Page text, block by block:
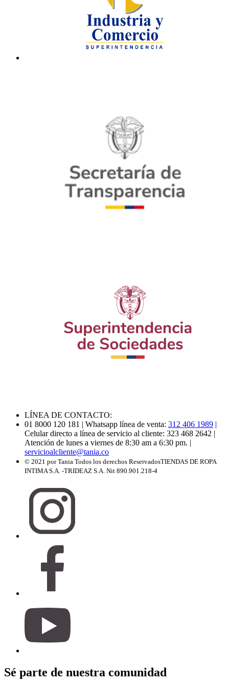
LÍNEA DE CONTACTO:
01 8000 120 181 | Whatsapp línea de venta: 312 406 1989 |
Celular directo a línea de servicio al cliente: 323 468 2642 |
Atención de lunes a viernes de 8:30 am a 6:30 pm. |
servicioalcliente@tania.co
© 2021 por Tania Todos los derechos ReservadosTIENDAS DE ROPA
INTIMA S.A. -TRIDEAZ S.A. Nit 890.901.218-4
Sé parte de nuestra comunidad